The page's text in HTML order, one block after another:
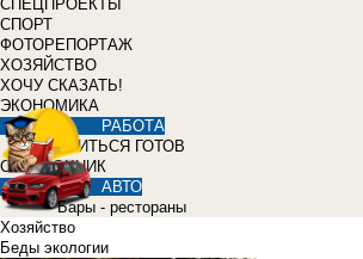
СПЕЦПРОЕКТЫ
СПОРТ
ФОТОРЕПОРТАЖ
ХОЗЯЙСТВО
ХОЧУ СКАЗАТЬ!
ЭКОНОМИКА
РАБОТА
УЧИТЬСЯ ГОТОВ
СПРАВОЧНИК
АВТО
Бары - рестораны
Хозяйство
Беды экологии